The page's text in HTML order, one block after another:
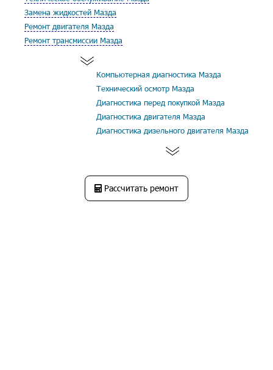
Замена жидкостей Мазда
Ремонт двигателя Мазда
Ремонт трансмиссии Мазда
Компьютерная диагностика Мазда
Технический осмотр Мазда
Диагностика перед покупкой Мазда
Диагностика двигателя Мазда
Диагностика дизельного двигателя Мазда
Рассчитать ремонт